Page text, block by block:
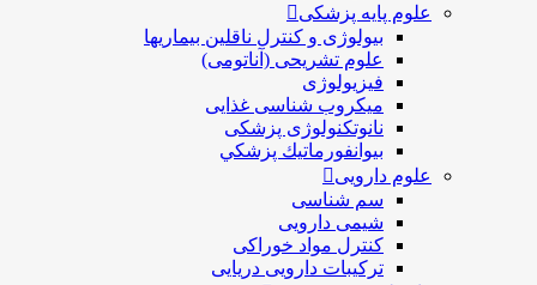
علوم پایه پزشکی
بیولوژی و کنترل ناقلین بیماریها
علوم تشریحی (آناتومی)
فیزیولوژی
ميكروب شناسی غذایی
نانوتکنولوژی پزشکی
بيوانفورماتيك پزشكي
علوم دارویی
سم شناسی
شیمی دارویی
کنترل مواد خوراکی
ترکیبات دارویی دریایی